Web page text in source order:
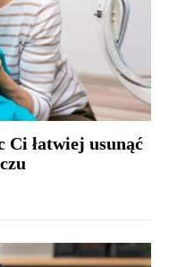
Ci łatwiej usunąć